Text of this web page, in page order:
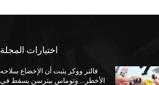
اختيارات المجلة
فالتر ووكر يثبت أن الإخضاع سلاحه
الأخطر… وتوماس بيترسن يسقط في